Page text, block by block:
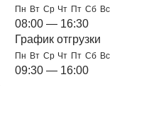
Пн Вт Ср Чт Пт Сб Вс
08:00 — 16:30
График отгрузки
Пн Вт Ср Чт Пт Сб Вс
09:30 — 16:00